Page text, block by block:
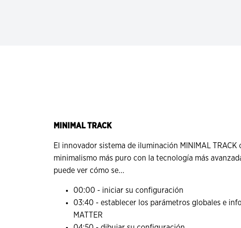
MINIMAL TRACK
El innovador sistema de iluminación MINIMAL TRACK
minimalismo más puro con la tecnología más
puede ver cómo se...
00:00 - iniciar su configuración
03:40 - establecer los parámetros globales e
MATTER